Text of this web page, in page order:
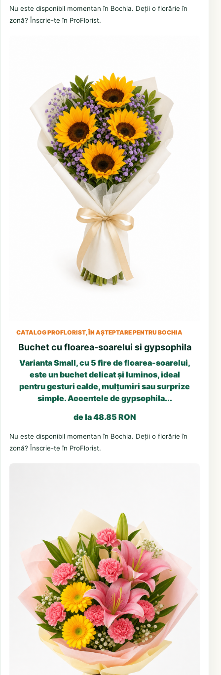
Nu este disponibil momentan în Bochia. Deții o florărie în
zonă? Înscrie-te în ProFlorist.
CATALOG PROFLORIST, ÎN AȘTEPTARE PENTRU BOCHIA
Buchet cu floarea-soarelui si gypsophila
Varianta Small, cu 5 fire de floarea-soarelui,
este un buchet delicat și luminos, ideal
pentru gesturi calde, mulțumiri sau surprize
simple. Accentele de gypsophila...
de la 48.85 RON
Nu este disponibil momentan în Bochia. Deții o florărie în
zonă? Înscrie-te în ProFlorist.